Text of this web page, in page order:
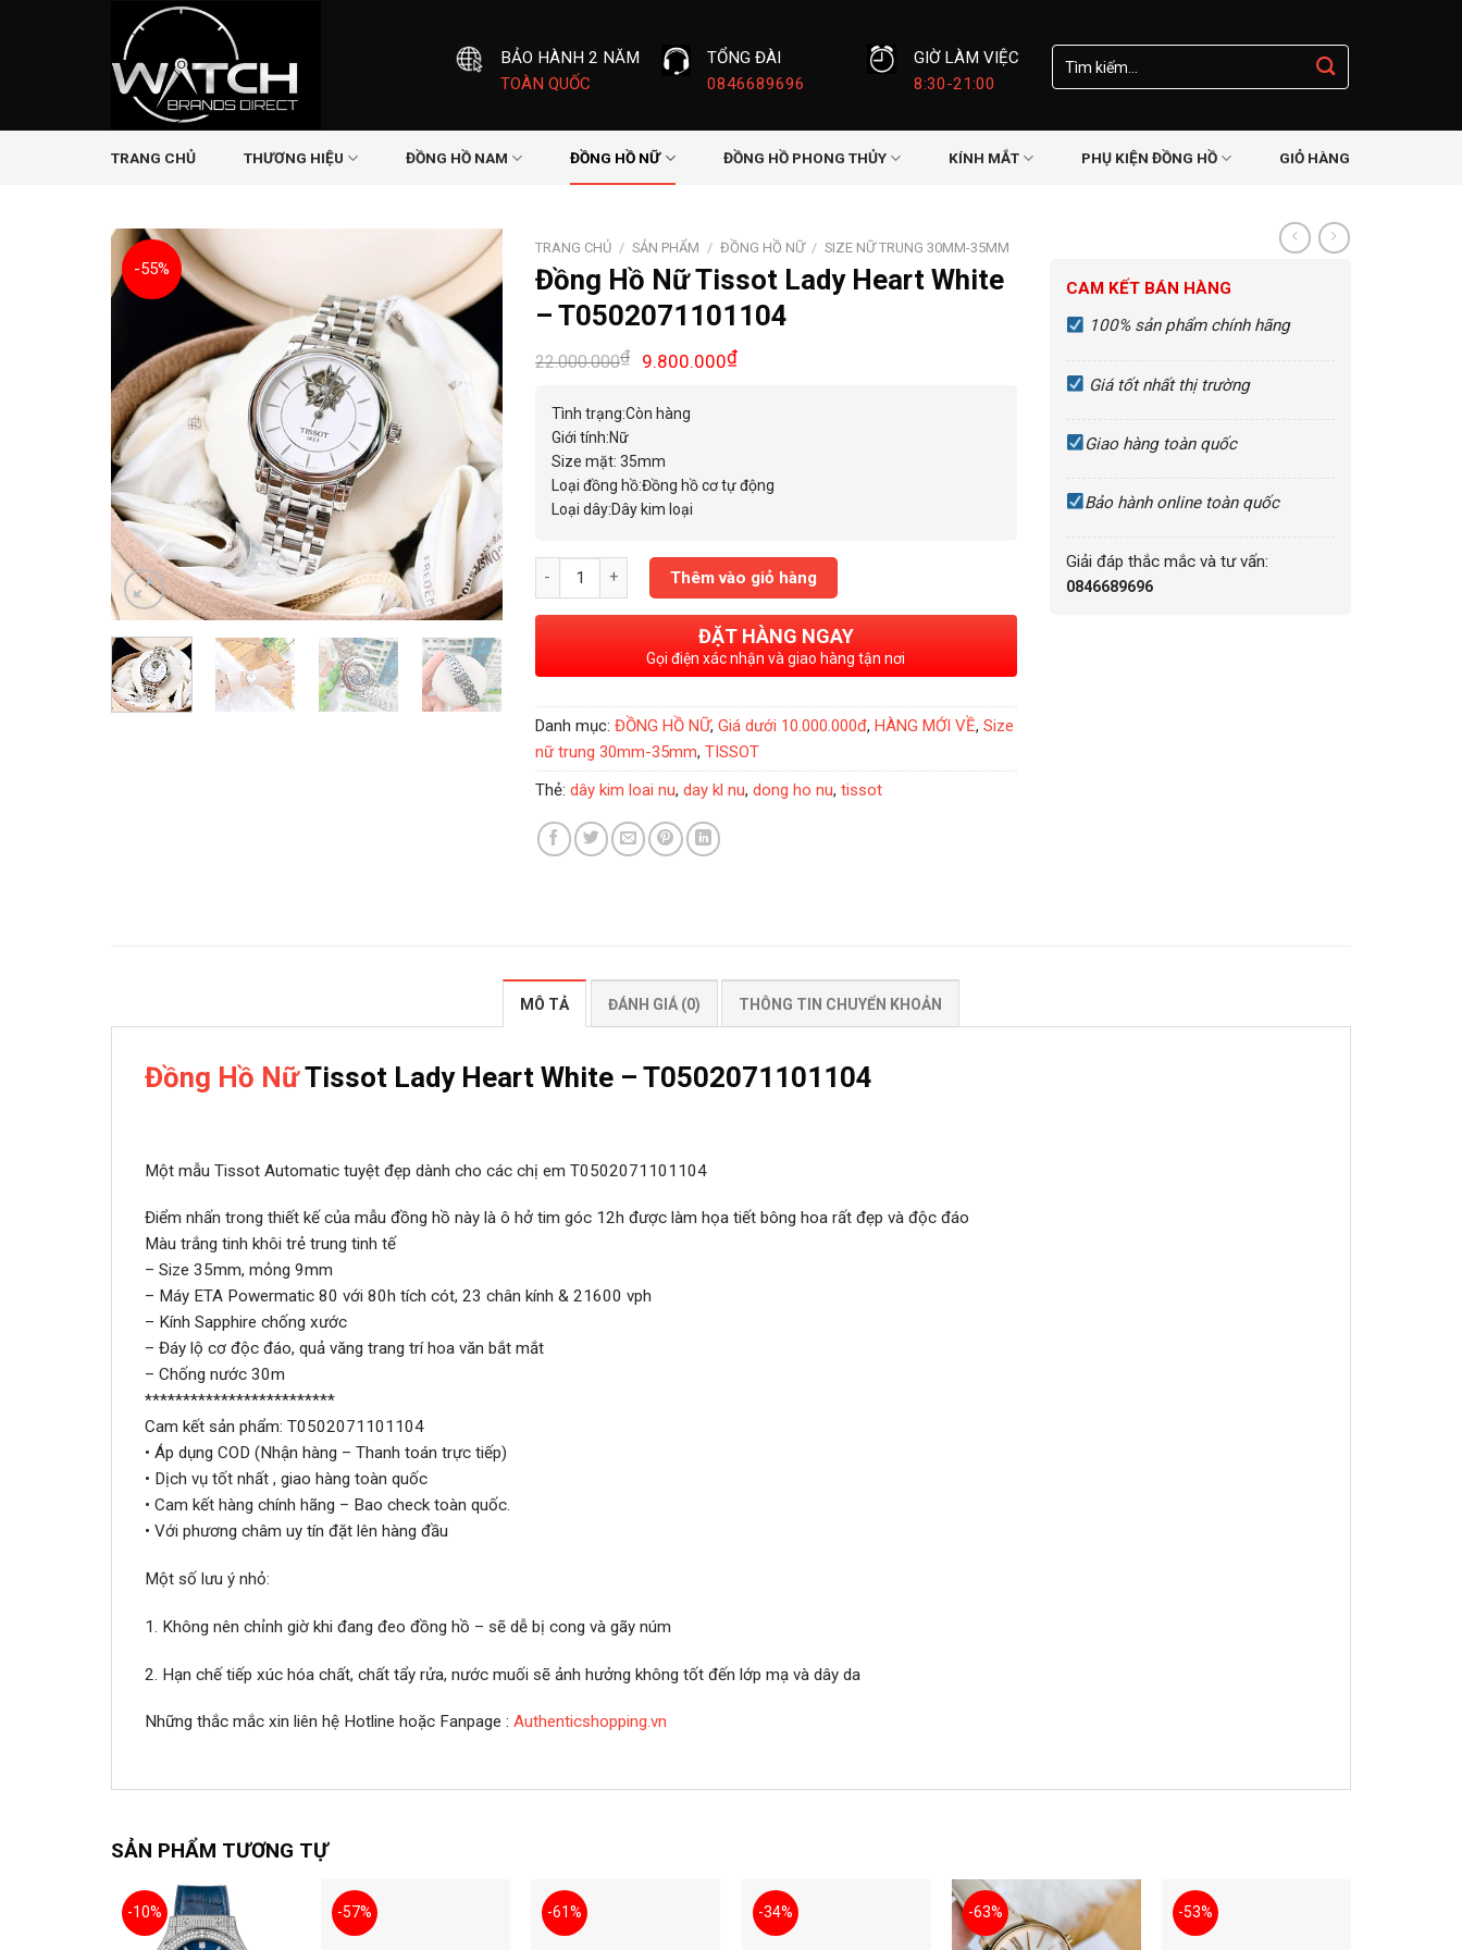
BẢO HÀNH 2 NĂM
TOÀN QUỐC
TỔNG ĐÀI
0846689696
GIỜ LÀM VIỆC
8:30-21:00
Tìm
kiếm:
TRANG CHỦ THƯƠNG HIỆU ĐỒNG HỒ NAM ĐỒNG HỒ NỮ ĐỒNG HỒ PHONG THỦY KÍNH MẮT PHỤ KIỆN ĐỒNG HỒ GIỎ HÀNG
-55%
TRANG CHỦ / SẢN PHẨM / ĐỒNG HỒ NỮ / SIZE NỮ TRUNG 30MM-35MM
Đồng Hồ Nữ Tissot Lady Heart White
– T0502071101104
22.000.000₫
Giá
là:
22.000.000₫.
9.800.000₫Giá
Tình trạng:Còn hàng
Giới tính:Nữ
Size mặt: 35mm
Loại đồng hồ:Đồng hồ cơ tự động
Loại dây:Dây kim loại
Đồng Hồ Nữ Tissot Lady Heart White - T0502071101104 số lượng
Thêm vào giỏ hàng
ĐẶT HÀNG NGAY
Gọi điện xác nhận và giao hàng tận nơi
Danh mục: ĐỒNG HỒ NỮ, Giá dưới 10.000.000đ, HÀNG MỚI VỀ, Size
nữ trung 30mm-35mm, TISSOT
Thẻ: dây kim loai nu, day kl nu, dong ho nu, tissot
CAM KẾT BÁN HÀNG
100% sản phẩm chính hãng
Giá tốt nhất thị trường
Giao hàng toàn quốc
Bảo hành online toàn quốc
Giải đáp thắc mắc và tư vấn:
0846689696
MÔ TẢ ĐÁNH GIÁ (0) THÔNG TIN CHUYỂN KHOẢN
Đồng Hồ NữTissot Lady Heart White – T0502071101104
Một mẫu Tissot Automatic tuyệt đẹp dành cho các chị em T0502071101104
Điểm nhấn trong thiết kế của mẫu đồng hồ này là ô hở tim góc 12h được làm họa tiết bông hoa rất đẹp và độc đáo
Màu trắng tinh khôi trẻ trung tinh tế
– Size 35mm, mỏng 9mm
– Máy ETA Powermatic 80 với 80h tích cót, 23 chân kính & 21600 vph
– Kính Sapphire chống xước
– Đáy lộ cơ độc đáo, quả văng trang trí hoa văn bắt mắt
– Chống nước 30m
*************************
Cam kết sản phẩm: T0502071101104
• Áp dụng COD (Nhận hàng – Thanh toán trực tiếp)
• Dịch vụ tốt nhất , giao hàng toàn quốc
• Cam kết hàng chính hãng – Bao check toàn quốc.
• Với phương châm uy tín đặt lên hàng đầu
Một số lưu ý nhỏ:
1. Không nên chỉnh giờ khi đang đeo đồng hồ – sẽ dễ bị cong và gãy núm
2. Hạn chế tiếp xúc hóa chất, chất tẩy rửa, nước muối sẽ ảnh hưởng không tốt đến lớp mạ và dây da
Những thắc mắc xin liên hệ Hotline hoặc Fanpage : Authenticshopping.vn
SẢN PHẨM TƯƠNG TỰ
-10% -57% -61% -34% -63% -53%